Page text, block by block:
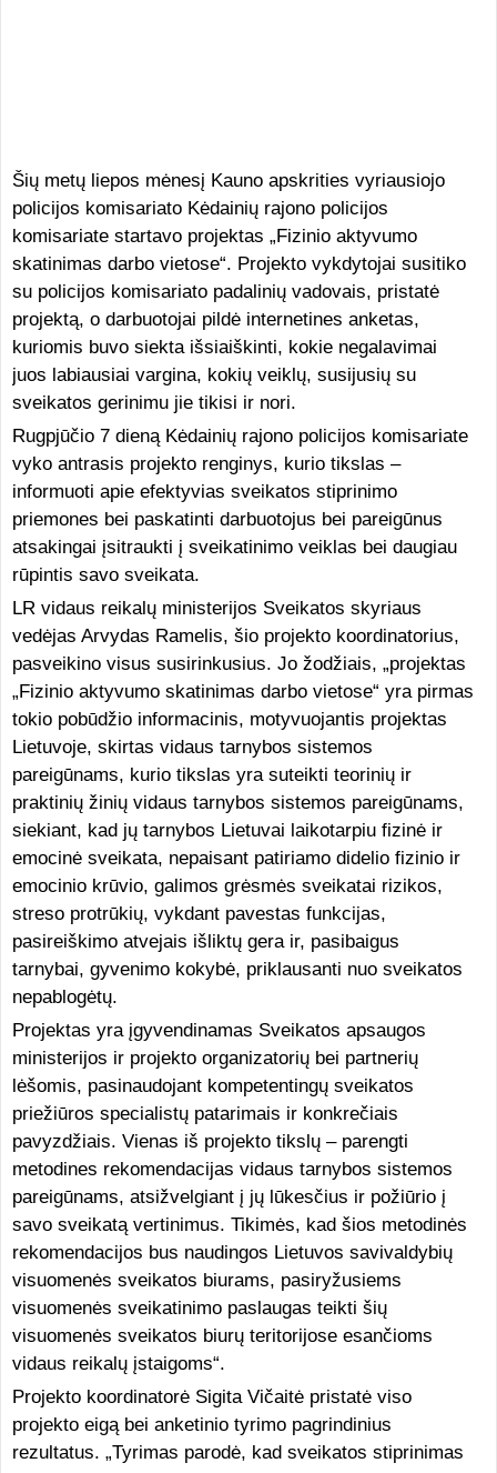
Šių metų liepos mėnesį Kauno apskrities vyriausiojo
policijos komisariato Kėdainių rajono policijos
komisariate startavo projektas „Fizinio aktyvumo
skatinimas darbo vietose“. Projekto vykdytojai susitiko
su policijos komisariato padalinių vadovais, pristatė
projektą, o darbuotojai pildė internetines anketas,
kuriomis buvo siekta išsiaiškinti, kokie negalavimai
juos labiausiai vargina, kokių veiklų, susijusių su
sveikatos gerinimu jie tikisi ir nori.
Rugpjūčio 7 dieną Kėdainių rajono policijos komisariate
vyko antrasis projekto renginys, kurio tikslas –
informuoti apie efektyvias sveikatos stiprinimo
priemones bei paskatinti darbuotojus bei pareigūnus
atsakingai įsitraukti į sveikatinimo veiklas bei daugiau
rūpintis savo sveikata.
LR vidaus reikalų ministerijos Sveikatos skyriaus
vedėjas Arvydas Ramelis, šio projekto koordinatorius,
pasveikino visus susirinkusius. Jo žodžiais, „projektas
„Fizinio aktyvumo skatinimas darbo vietose“ yra pirmas
tokio pobūdžio informacinis, motyvuojantis projektas
Lietuvoje, skirtas vidaus tarnybos sistemos
pareigūnams, kurio tikslas yra suteikti teorinių ir
praktinių žinių vidaus tarnybos sistemos pareigūnams,
siekiant, kad jų tarnybos Lietuvai laikotarpiu fizinė ir
emocinė sveikata, nepaisant patiriamo didelio fizinio ir
emocinio krūvio, galimos grėsmės sveikatai rizikos,
streso protrūkių, vykdant pavestas funkcijas,
pasireiškimo atvejais išliktų gera ir, pasibaigus
tarnybai, gyvenimo kokybė, priklausanti nuo sveikatos
nepablogėtų.
Projektas yra įgyvendinamas Sveikatos apsaugos
ministerijos ir projekto organizatorių bei partnerių
lėšomis, pasinaudojant kompetentingų sveikatos
priežiūros specialistų patarimais ir konkrečiais
pavyzdžiais. Vienas iš projekto tikslų – parengti
metodines rekomendacijas vidaus tarnybos sistemos
pareigūnams, atsižvelgiant į jų lūkesčius ir požiūrio į
savo sveikatą vertinimus. Tikimės, kad šios metodinės
rekomendacijos bus naudingos Lietuvos savivaldybių
visuomenės sveikatos biurams, pasiryžusiems
visuomenės sveikatinimo paslaugas teikti šių
visuomenės sveikatos biurų teritorijose esančioms
vidaus reikalų įstaigoms“.
Projekto koordinatorė Sigita Vičaitė pristatė viso
projekto eigą bei anketinio tyrimo pagrindinius
rezultatus. „Tyrimas parodė, kad sveikatos stiprinimas